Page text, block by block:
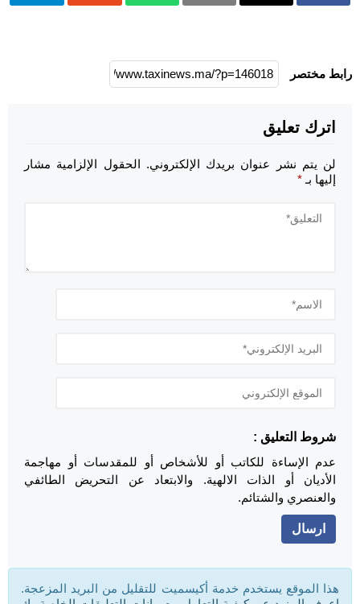
رابط مختصر
اترك تعليق
لن يتم نشر عنوان بريدك الإلكتروني. الحقول الإلزامية مشار
إليها بـ *
شروط التعليق :
عدم الإساءة للكاتب أو للأشخاص أو للمقدسات أو مهاجمة
الأديان أو الذات الالهية. والابتعاد عن التحريض الطائفي
والعنصري والشتائم.
هذا الموقع يستخدم خدمة أكيسميت للتقليل من البريد المزعجة.